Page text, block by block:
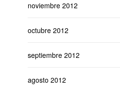
noviembre 2012
octubre 2012
septiembre 2012
agosto 2012